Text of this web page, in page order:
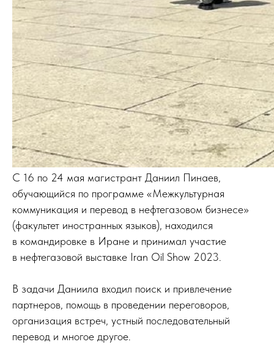
С 16 по 24 мая магистрант Даниил Пинаев,
обучающийся по программе «Межкультурная
коммуникация и перевод в нефтегазовом бизнесе»
(факультет иностранных языков), находился
в командировке в Иране и принимал участие
в нефтегазовой выставке Iran Oil Show 2023.
В задачи Даниила входил поиск и привлечение
партнеров, помощь в проведении переговоров,
организация встреч, устный последовательный
перевод и многое другое.